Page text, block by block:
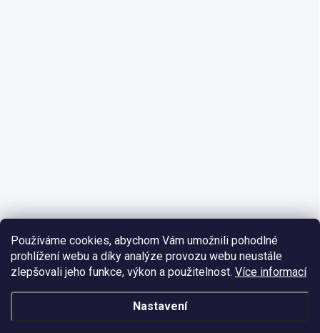
Používáme cookies, abychom Vám umožnili pohodlné
prohlížení webu a díky analýze provozu webu neustále
zlepšovali jeho funkce, výkon a použitelnost. Více informací
Nastavení